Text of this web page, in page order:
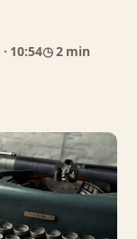
· 10:54◷ 2 min